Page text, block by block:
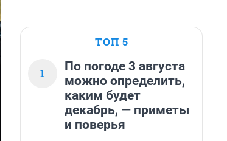
ТОП 5
1
По погоде 3 августа
можно определить,
каким будет
декабрь, — приметы
и поверья